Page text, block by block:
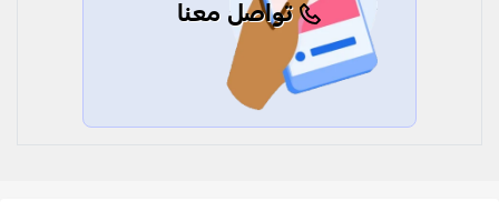
تواصل معنا